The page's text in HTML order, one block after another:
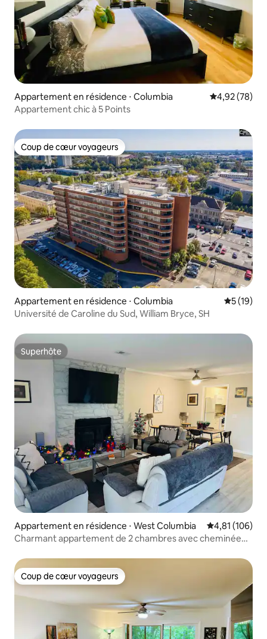
Appartement en résidence ⋅ Columbia Évaluation
4,92 (78)
Appartement chic à 5 Points
Coup de cœur voyageurs
Coup de cœur voyageurs
Appartement en résidence ⋅ Columbia
5 (19)
Université de Caroline du Sud, William Bryce, SH
Superhôte
Superhôte
Appartement en résidence ⋅ West Columbia Évaluation
4,81 (106)
Charmant appartement de 2 chambres avec cheminée
Coup de cœur voyageurs
Coup de cœur voyageurs